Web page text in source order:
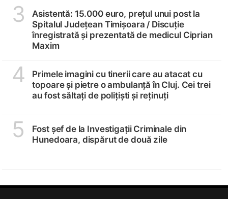
3
Asistentă: 15.000 euro, prețul unui post la
Spitalul Județean Timișoara / Discuție
înregistrată și prezentată de medicul Ciprian
Maxim
4
Primele imagini cu tinerii care au atacat cu
topoare și pietre o ambulanță în Cluj. Cei trei
au fost săltați de polițiști și reținuți
5
Fost șef de la Investigații Criminale din
Hunedoara, dispărut de două zile